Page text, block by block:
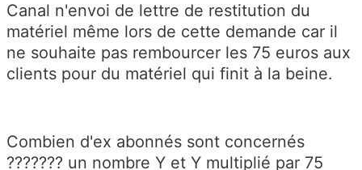
Canal n'envoi de lettre de restitution du
matériel même lors de cette demande car il
ne souhaite pas rembourcer les 75 euros aux
clients pour du matériel qui finit à la beine.
Combien d'ex abonnés sont concernés
??????? un nombre Y et Y multiplié par 75